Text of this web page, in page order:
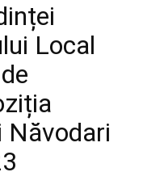
Local
Năvodari